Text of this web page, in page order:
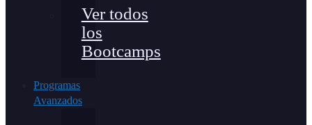
Ver todos
los
Bootcamps
Programas
Avanzados